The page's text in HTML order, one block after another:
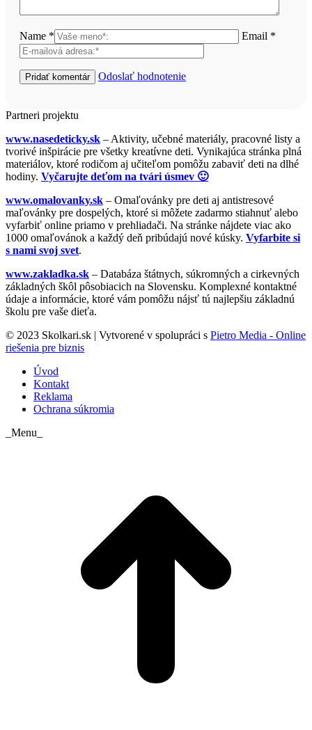
Name * Email *
Odoslať hodnotenie
Partneri projektu
www.nasedeticky.sk – Aktivity, učebné materiály, pracovné listy a
tvorivé inšpirácie pre všetky kreatívne deti. Vynikajúca stránka plná
materiálov, ktoré rodičom aj učiteľom pomôžu zabaviť deti na dlhé
hodiny. Vyčarujte deťom na tvári úsmev 🙂
www.omalovanky.sk – Omaľovánky pre deti aj antistresové
maľovánky pre dospelých, ktoré si môžete zadarmo stiahnuť alebo
vyfarbiť online priamo v prehliadači. Na stránke nájdete viac ako
1000 omaľovánok a každý deň pribúdajú nové kúsky. Vyfarbite si
s nami svoj svet.
www.zakladka.sk – Databáza štátnych, súkromných a cirkevných
základných škôl pôsobiacich na Slovensku. Komplexné kontaktné
údaje a informácie, ktoré vám pomôžu nájsť tú najlepšiu základnú
školu pre vaše dieťa.
© 2023 Skolkari.sk | Vytvorené v spolupráci s Pietro Media - Online
riešenia pre biznis
Úvod
Kontakt
Reklama
Ochrana súkromia
_Menu_